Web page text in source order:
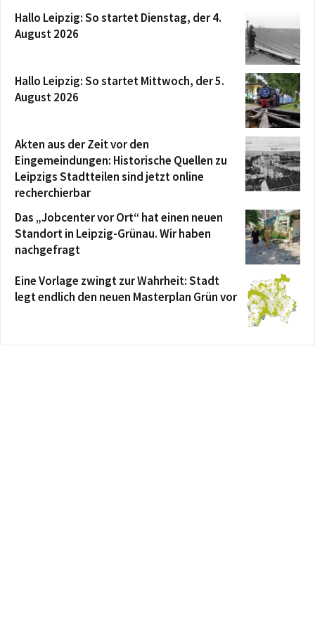
Hallo Leipzig: So startet Dienstag, der 4.
August 2026
Hallo Leipzig: So startet Mittwoch, der 5.
August 2026
Akten aus der Zeit vor den
Eingemeindungen: Historische Quellen zu
Leipzigs Stadtteilen sind jetzt online
recherchierbar
Das „Jobcenter vor Ort“ hat einen neuen
Standort in Leipzig-Grünau. Wir haben
nachgefragt
Eine Vorlage zwingt zur Wahrheit: Stadt
legt endlich den neuen Masterplan Grün vor